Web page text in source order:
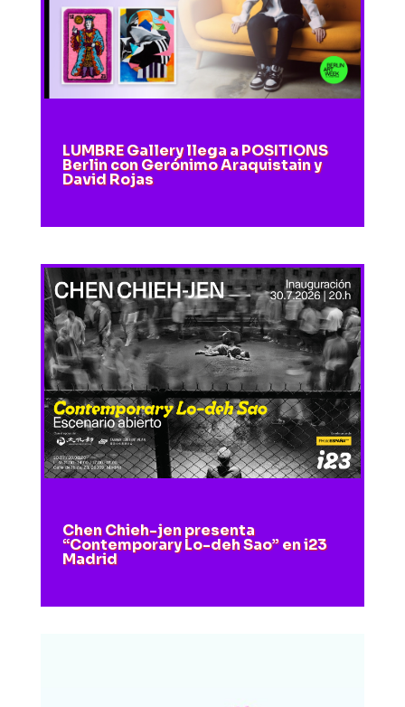
LUMBRE Gallery llega a POSITIONS
Berlin con Gerónimo Araquistain y
David Rojas
Chen Chieh-jen presenta
“Contemporary Lo-deh Sao” en i23
Madrid